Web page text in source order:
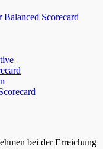
Scorecard
bei der Erreichung